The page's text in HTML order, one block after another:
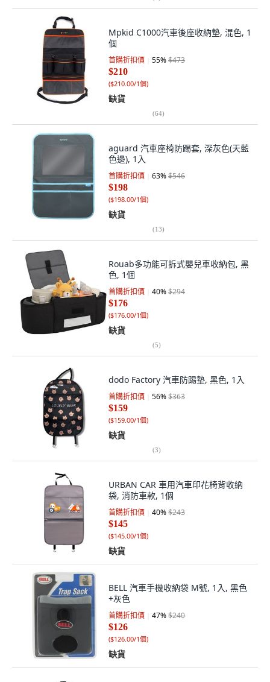
Mpkid C1000汽車後座收納墊, 混色, 1
個
首購折扣價 55%$473
$210
($210.00/1個)
缺貨
(64)
aguard 汽車座椅防踢套, 深灰色(天藍
色邊), 1入
首購折扣價 63%$546
$198
($198.00/1個)
缺貨
(13)
Rouab多功能可拆式嬰兒車收納包, 黑
色, 1個
首購折扣價 40%$294
$176
($176.00/1個)
缺貨
(5)
dodo Factory 汽車防踢墊, 黑色, 1入
首購折扣價 56%$363
$159
($159.00/1個)
缺貨
(3)
URBAN CAR 車用汽車印花椅背收納
袋, 消防車款, 1個
首購折扣價 40%$243
$145
($145.00/1個)
缺貨
BELL 汽車手機收納袋 M號, 1入, 黑色
+灰色
首購折扣價 47%$240
$126
($126.00/1個)
缺貨